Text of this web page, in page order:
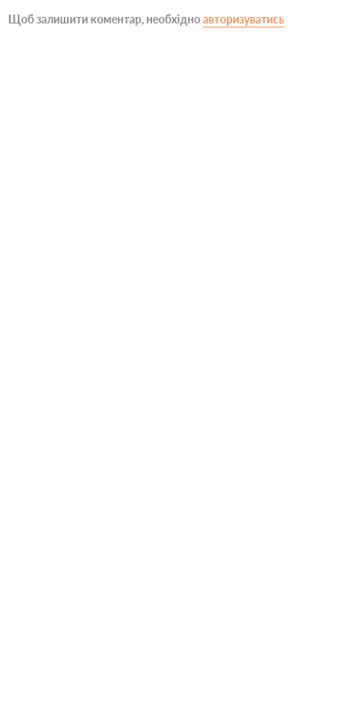
Щоб залишити коментар, необхідноавторизуватись